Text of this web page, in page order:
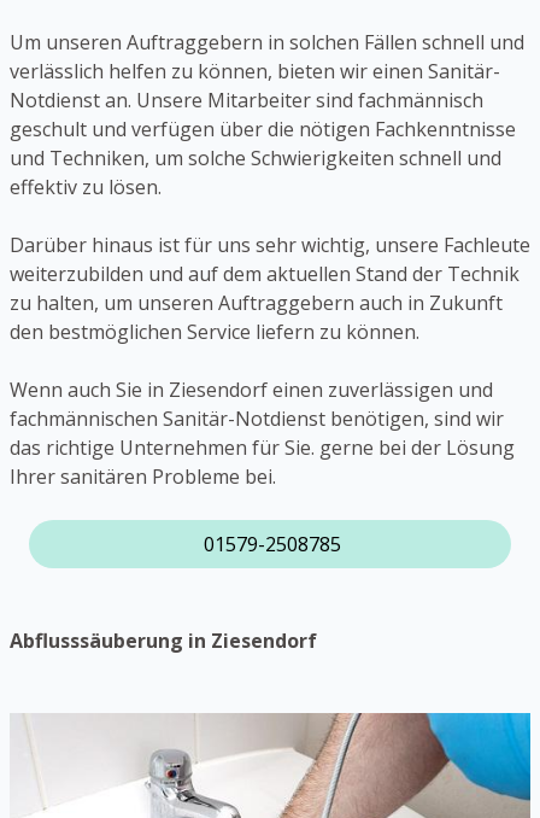
Um unseren Auftraggebern in solchen Fällen schnell und
verlässlich helfen zu können, bieten wir einen Sanitär-
Notdienst an. Unsere Mitarbeiter sind fachmännisch
geschult und verfügen über die nötigen Fachkenntnisse
und Techniken, um solche Schwierigkeiten schnell und
effektiv zu lösen.
Darüber hinaus ist für uns sehr wichtig, unsere Fachleute
weiterzubilden und auf dem aktuellen Stand der Technik
zu halten, um unseren Auftraggebern auch in Zukunft
den bestmöglichen Service liefern zu können.
Wenn auch Sie in Ziesendorf einen zuverlässigen und
fachmännischen Sanitär-Notdienst benötigen, sind wir
das richtige Unternehmen für Sie. gerne bei der Lösung
Ihrer sanitären Probleme bei.
01579-2508785
Abflusssäuberung in Ziesendorf